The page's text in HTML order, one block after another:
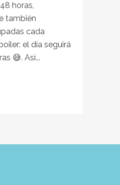
horas,
también
cada
el día seguirá
😅. Así...